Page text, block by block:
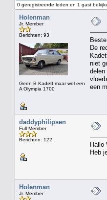
0 geregistreerde leden en 1 gast
Holenman
Jr. Member
Berichten: 93
Geen B Kadett maar wel een
A Olympia 1700
De
niet
delen
een
daddyphilipsen
Full Member
Berichten: 122
Hallo
Heb
Holenman
Jr. Member